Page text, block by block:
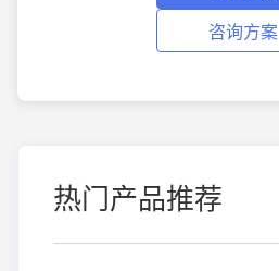
咨询方案
热门产品推荐